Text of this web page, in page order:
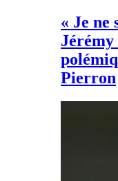
« Je ne
Pierron